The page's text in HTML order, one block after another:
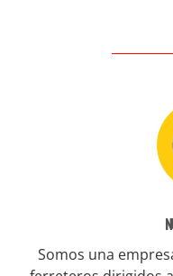
Somos una